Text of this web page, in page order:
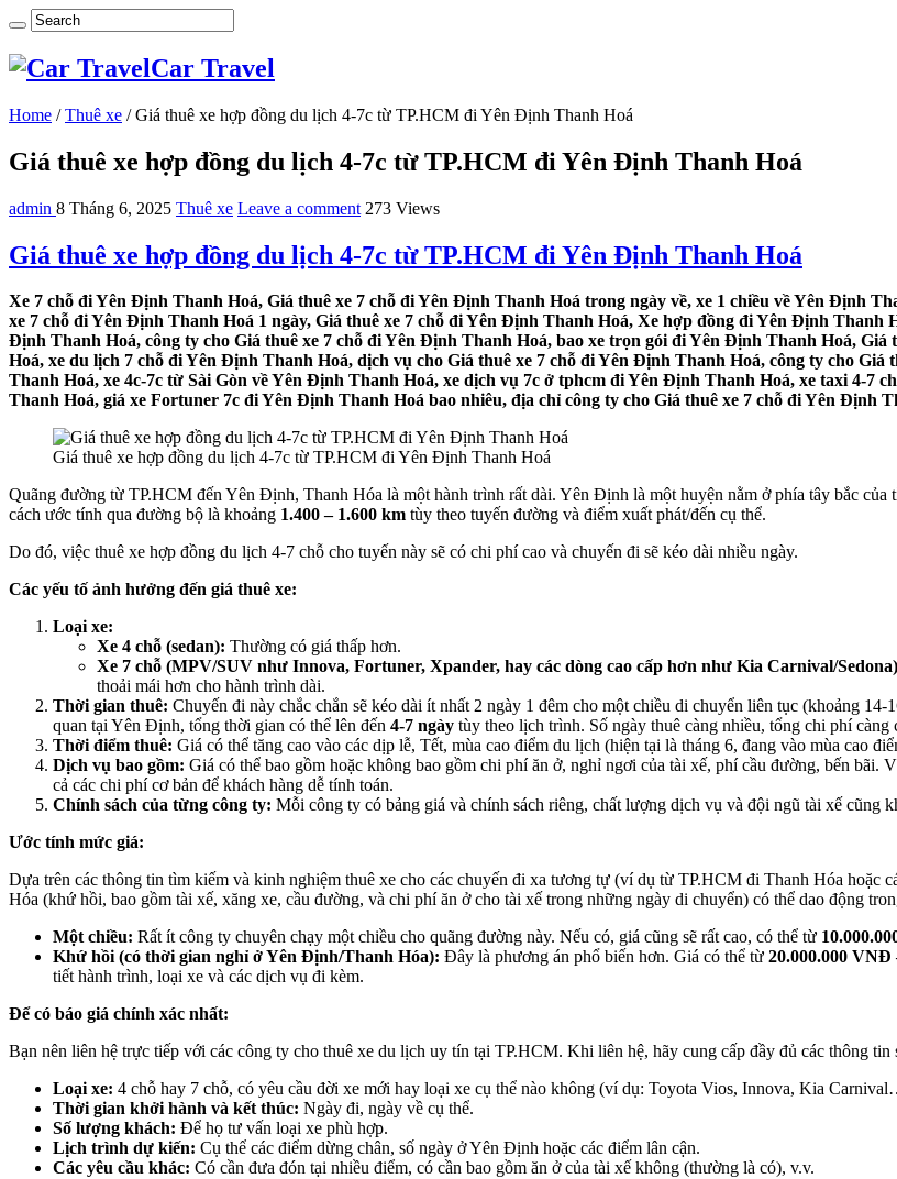
Car Travel
Home / Thuê xe / Giá thuê xe hợp đồng du lịch 4-7c từ TP.HCM đi Yên Định Thanh Hoá
Giá thuê xe hợp đồng du lịch 4-7c từ TP.HCM đi Yên Định Thanh Hoá
admin 8 Tháng 6, 2025 Thuê xe Leave a comment 273 Views
Giá thuê xe hợp đồng du lịch 4-7c từ TP.HCM đi Yên Định Thanh Hoá
Xe 7 chỗ đi Yên Định Thanh Hoá, Giá thuê xe 7 chỗ đi Yên Định Thanh Hoá trong ngày về, xe 1 chiều về Yên Định
xe 7 chỗ đi Yên Định Thanh Hoá 1 ngày, Giá thuê xe 7 chỗ đi Yên Định Thanh Hoá, Xe hợp đồng đi Yên Định
Định Thanh Hoá, công ty cho Giá thuê xe 7 chỗ đi Yên Định Thanh Hoá, bao xe trọn gói đi Yên Định Thanh Hoá,
Hoá, xe du lịch 7 chỗ đi Yên Định Thanh Hoá, dịch vụ cho Giá thuê xe 7 chỗ đi Yên Định Thanh Hoá, công ty cho
Thanh Hoá, xe 4c-7c từ Sài Gòn về Yên Định Thanh Hoá, xe dịch vụ 7c ở tphcm đi Yên Định Thanh Hoá, xe taxi 4-7
Thanh Hoá, giá xe Fortuner 7c đi Yên Định Thanh Hoá bao nhiêu, địa chỉ công ty cho Giá thuê xe 7 chỗ đi Yên Định
Giá thuê xe hợp đồng du lịch 4-7c từ TP.HCM đi Yên Định Thanh Hoá
Quãng đường từ TP.HCM đến Yên Định, Thanh Hóa là một hành trình rất dài. Yên Định là một huyện nằm ở phía tây bắc
cách ước tính qua đường bộ là khoảng 1.400 – 1.600 km tùy theo tuyến đường và điểm xuất phát/đến cụ thể.
Do đó, việc thuê xe hợp đồng du lịch 4-7 chỗ cho tuyến này sẽ có chi phí cao và chuyến đi sẽ kéo dài nhiều ngày.
Các yếu tố ảnh hưởng đến giá thuê xe:
Loại xe:
Xe 4 chỗ (sedan): Thường có giá thấp hơn.
Xe 7 chỗ (MPV/SUV như Innova, Fortuner, Xpander, hay các dòng cao cấp hơn như Kia Carnival/
thoải mái hơn cho hành trình dài.
Thời gian thuê: Chuyến đi này chắc chắn sẽ kéo dài ít nhất 2 ngày 1 đêm cho một chiều di chuyển liên tục (khoảng
quan tại Yên Định, tổng thời gian có thể lên đến 4-7 ngày tùy theo lịch trình. Số ngày thuê càng nhiều, tổng chi phí càng
Thời điểm thuê: Giá có thể tăng cao vào các dịp lễ, Tết, mùa cao điểm du lịch (hiện tại là tháng 6, đang vào mùa cao
Dịch vụ bao gồm: Giá có thể bao gồm hoặc không bao gồm chi phí ăn ở, nghỉ ngơi của tài xế, phí cầu đường, bến
cả các chi phí cơ bản để khách hàng dễ tính toán.
Chính sách của từng công ty: Mỗi công ty có bảng giá và chính sách riêng, chất lượng dịch vụ và đội ngũ tài xế cũng
Ước tính mức giá:
Dựa trên các thông tin tìm kiếm và kinh nghiệm thuê xe cho các chuyến đi xa tương tự (ví dụ từ TP.HCM đi Thanh Hóa
Hóa (khứ hồi, bao gồm tài xế, xăng xe, cầu đường, và chi phí ăn ở cho tài xế trong những ngày di chuyển) có thể dao động
Một chiều: Rất ít công ty chuyên chạy một chiều cho quãng đường này. Nếu có, giá cũng sẽ rất cao, có thể từ
Khứ hồi (có thời gian nghỉ ở Yên Định/Thanh Hóa): Đây là phương án phổ biến hơn. Giá có thể từ 20.000.000 VNĐ
tiết hành trình, loại xe và các dịch vụ đi kèm.
Để có báo giá chính xác nhất:
Bạn nên liên hệ trực tiếp với các công ty cho thuê xe du lịch uy tín tại TP.HCM. Khi liên hệ, hãy cung cấp đầy đủ các thông tin
Loại xe: 4 chỗ hay 7 chỗ, có yêu cầu đời xe mới hay loại xe cụ thể nào không (ví dụ: Toyota Vios, Innova, Kia
Thời gian khởi hành và kết thúc: Ngày đi, ngày về cụ thể.
Số lượng khách: Để họ tư vấn loại xe phù hợp.
Lịch trình dự kiến: Cụ thể các điểm dừng chân, số ngày ở Yên Định hoặc các điểm lân cận.
Các yêu cầu khác: Có cần đưa đón tại nhiều điểm, có cần bao gồm ăn ở của tài xế không (thường là có), v.v.